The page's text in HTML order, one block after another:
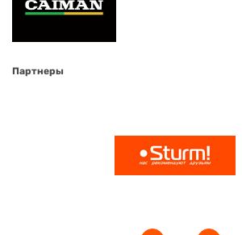
Партнеры